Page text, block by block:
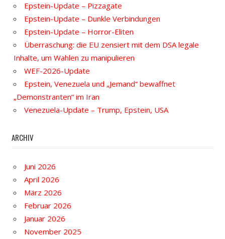
Epstein-Update – Pizzagate
Epstein-Update – Dunkle Verbindungen
Epstein-Update – Horror-Eliten
Überraschung: die EU zensiert mit dem DSA legale
Inhalte, um Wahlen zu manipulieren
WEF-2026-Update
Epstein, Venezuela und „Jemand“ bewaffnet
„Demonstranten“ im Iran
Venezuela-Update – Trump, Epstein, USA
ARCHIV
Juni 2026
April 2026
März 2026
Februar 2026
Januar 2026
November 2025